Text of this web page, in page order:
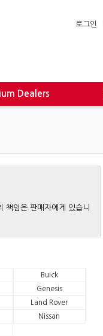
로그인
Dealers
임은 판매자에게 있습니
Buick
Genesis
Land Rover
Nissan